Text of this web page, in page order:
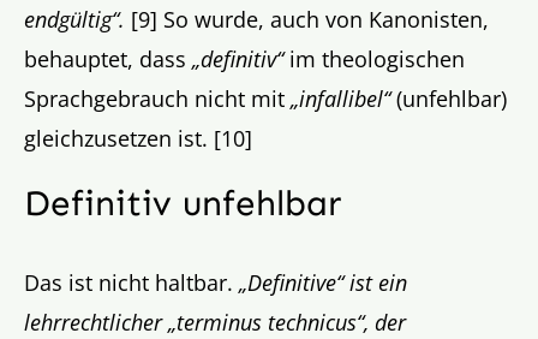
endgültig“. [9] So wurde, auch von Kanonisten,
behauptet, dass „definitiv“im theologischen
Sprachgebrauch nicht mit „infallibel“(unfehlbar)
gleichzusetzen ist. [10]
Definitiv unfehlbar
Das ist nicht haltbar. „Definitive“ ist ein
lehrrechtlicher „terminus technicus“, der